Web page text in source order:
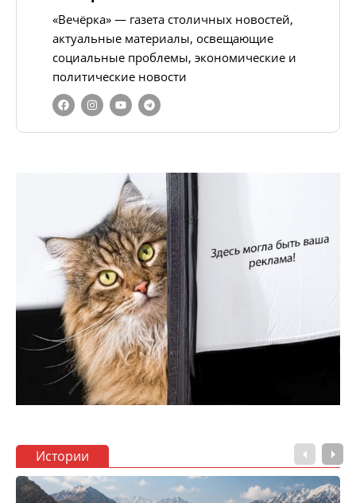
«Вечёрка» — газета столичных новостей,
актуальные материалы, освещающие
социальные проблемы, экономические и
политические новости
Истории